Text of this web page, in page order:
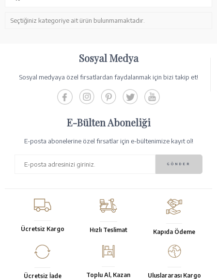
Seçtiğiniz kategoriye ait ürün bulunmamaktadır.
Sosyal Medya
Sosyal medyaya özel fırsatlardan faydalanmak için bizi takip et!
E-Bülten Aboneliği
E-posta abonelerine özel fırsatlar için e-bültenimize kayıt ol!
Ücretsiz Kargo Hızlı Teslimat Kapıda Ödeme
Ücretsiz İade Toplu Al, Kazan Uluslararası Kargo